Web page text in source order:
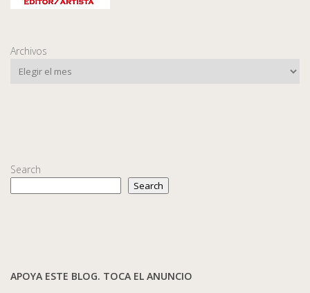
Archivos
Search
Search
APOYA ESTE BLOG. TOCA EL ANUNCIO